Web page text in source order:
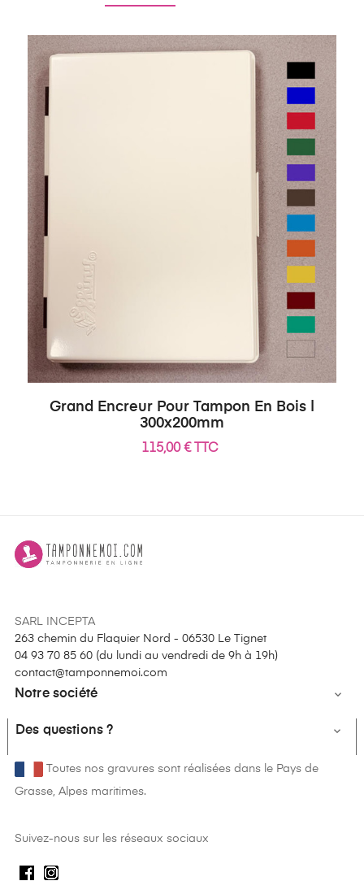
Grand Encreur Pour Tampon En Bois |
300x200mm
115,00 € TTC
SARL INCEPTA
263 chemin du Flaquier Nord - 06530 Le Tignet
04 93 70 85 60 (du lundi au vendredi de 9h à 19h)
contact@tamponnemoi.com
Notre société 
Des questions ? 
Toutes nos gravures sont réalisées dans le Pays de
Grasse, Alpes maritimes.
Suivez-nous sur les réseaux sociaux